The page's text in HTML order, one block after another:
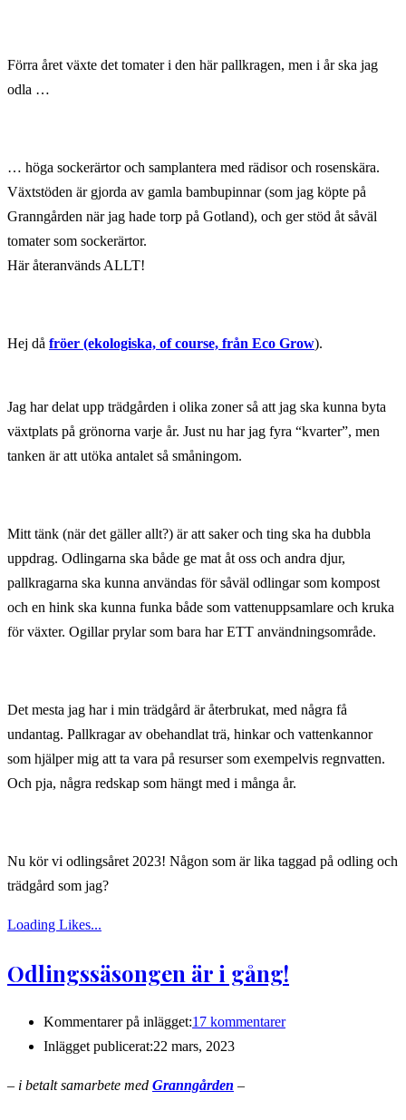
Förra året växte det tomater i den här pallkragen, men i år ska jag
odla …
… höga sockerärtor och samplantera med rädisor och rosenskära.
Växtstöden är gjorda av gamla bambupinnar (som jag köpte på
Granngården när jag hade torp på Gotland), och ger stöd åt såväl
tomater som sockerärtor.
Här återanvänds ALLT!
Hej då fröer (ekologiska, of course, från Eco Grow).
Jag har delat upp trädgården i olika zoner så att jag ska kunna byta
växtplats på grönorna varje år. Just nu har jag fyra “kvarter”, men
tanken är att utöka antalet så småningom.
Mitt tänk (när det gäller allt?) är att saker och ting ska ha dubbla
uppdrag. Odlingarna ska både ge mat åt oss och andra djur,
pallkragarna ska kunna användas för såväl odlingar som kompost
och en hink ska kunna funka både som vattenuppsamlare och kruka
för växter. Ogillar prylar som bara har ETT användningsområde.
Det mesta jag har i min trädgård är återbrukat, med några få
undantag. Pallkragar av obehandlat trä, hinkar och vattenkannor
som hjälper mig att ta vara på resurser som exempelvis regnvatten.
Och pja, några redskap som hängt med i många år.
Nu kör vi odlingsåret 2023! Någon som är lika taggad på odling och
trädgård som jag?
Loading Likes...
Odlingssäsongen är i gång!
Kommentarer på inlägget:17 kommentarer
Inlägget publicerat:22 mars, 2023
– i betalt samarbete med Granngården –